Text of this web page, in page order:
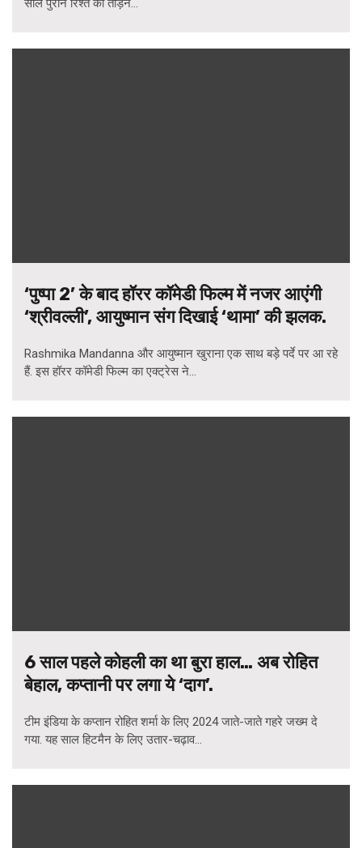
‘पुष्पा 2’ के बाद हॉरर कॉमेडी फिल्म में नजर आएंगी
‘श्रीवल्ली’, आयुष्मान संग दिखाई ‘थामा’ की झलक.
Rashmika Mandanna और आयुष्मान खुराना एक साथ बड़े पर्दे पर आ रहे
हैं. इस हॉरर कॉमेडी फिल्म का एक्ट्रेस ने...
6 साल पहले कोहली का था बुरा हाल… अब रोहित
बेहाल, कप्तानी पर लगा ये ‘दाग’.
टीम इंडिया के कप्तान रोहित शर्मा के लिए 2024 जाते-जाते गहरे जख्म दे
गया. यह साल हिटमैन के लिए उतार-चढ़ाव...